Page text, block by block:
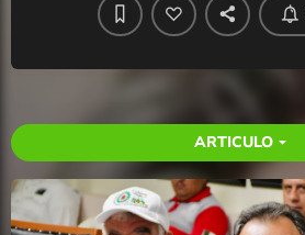
ARTICULO arrow_drop_down